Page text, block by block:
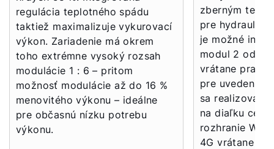
regulácia teplotného spádu
taktiež maximalizuje vykurovací
výkon. Zariadenie má okrem
toho extrémne vysoký rozsah
modulácie 1 : 6 – pritom
možnosť modulácie až do 16 %
menovitého výkonu – ideálne
pre občasnú nízku potrebu
výkonu.
zberným
pre
je možné
modul 2 od
vrátane
pre uvedenie
sa realizovať
na diaľku cez
rozhranie
4G vrátane